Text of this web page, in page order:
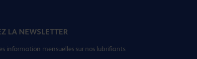
LA NEWSLETTER
information mensuelles sur nos lubrifiants